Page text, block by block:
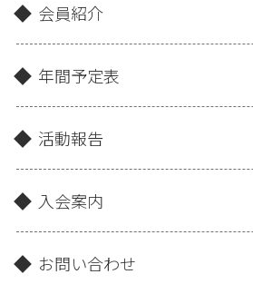
会員紹介
年間予定表
活動報告
入会案内
お問い合わせ